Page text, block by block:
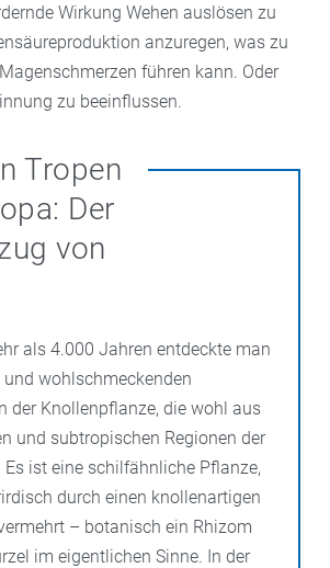
Wirkung Wehen auslösen zu
anzuregen, was zu
führen kann. Oder
zu beeinflussen.
Tropen
Der
von
als 4.000 Jahren entdeckte man
wohlschmeckenden
der Knollenpflanze, die wohl aus
und subtropischen Regionen der
Es ist eine schilfähnliche Pflanze,
durch einen knollenartigen
– botanisch ein Rhizom
im eigentlichen Sinne. In der